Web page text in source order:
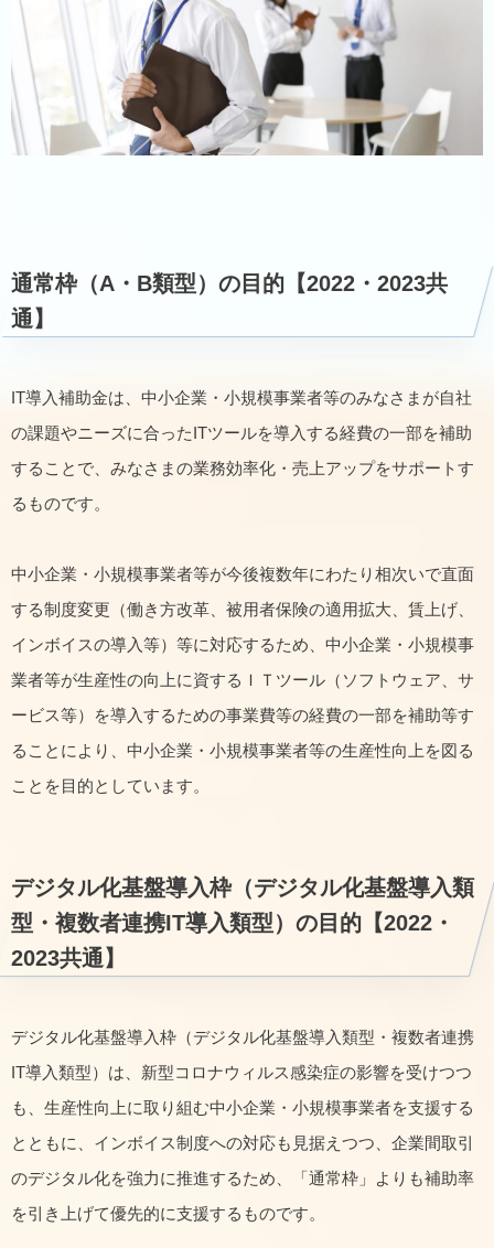
通常枠（A・B類型）の目的【2022・2023共
通】
IT導入補助金は、中小企業・小規模事業者等のみなさまが自社
の課題やニーズに合ったITツールを導入する経費の一部を補助
することで、みなさまの業務効率化・売上アップをサポートす
るものです。
中小企業・小規模事業者等が今後複数年にわたり相次いで直面
する制度変更（働き方改革、被用者保険の適用拡大、賃上げ、
インボイスの導入等）等に対応するため、中小企業・小規模事
業者等が生産性の向上に資するＩＴツール（ソフトウェア、サ
ービス等）を導入するための事業費等の経費の一部を補助等す
ることにより、中小企業・小規模事業者等の生産性向上を図る
ことを目的としています。
デジタル化基盤導入枠（デジタル化基盤導入類
型・複数者連携IT導入類型）の目的【2022・
2023共通】
デジタル化基盤導入枠（デジタル化基盤導入類型・複数者連携
IT導入類型）は、新型コロナウィルス感染症の影響を受けつつ
も、生産性向上に取り組む中小企業・小規模事業者を支援する
とともに、インボイス制度への対応も見据えつつ、企業間取引
のデジタル化を強力に推進するため、「通常枠」よりも補助率
を引き上げて優先的に支援するものです。